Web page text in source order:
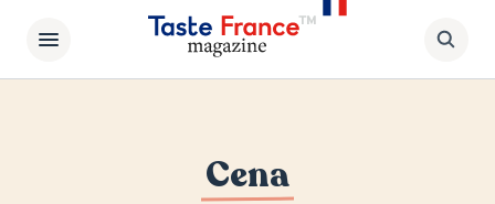
Cena